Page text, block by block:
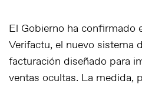
El Gobierno ha confirmado
Verifactu, el nuevo sistema
facturación diseñado para
ventas ocultas. La medida,